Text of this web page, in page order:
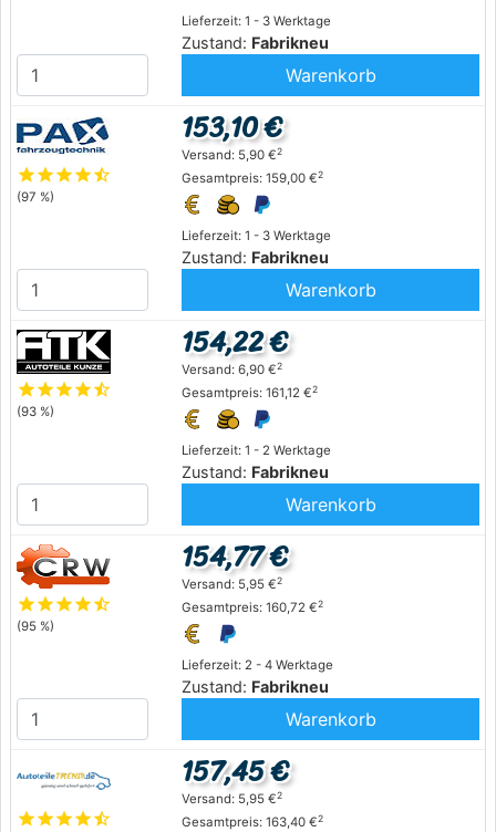
Lieferzeit: 1 - 3 Werktage
Zustand: Fabrikneu
Warenkorb
starstarstarstarstar_half
(97 %)
Lieferzeit: 1 - 3 Werktage
Zustand: Fabrikneu
153,10 €
Versand: 5,90 €2
Gesamtpreis: 159,00 €2
Warenkorb
starstarstarstarstar_half
(93 %)
Lieferzeit: 1 - 2 Werktage
Zustand: Fabrikneu
154,22 €
Versand: 6,90 €2
Gesamtpreis: 161,12 €2
Warenkorb
starstarstarstarstar_half
(95 %)
Lieferzeit: 2 - 4 Werktage
Zustand: Fabrikneu
154,77 €
Versand: 5,95 €2
Gesamtpreis: 160,72 €2
Warenkorb
starstarstarstarstar_half
157,45 €
Versand: 5,95 €2
Gesamtpreis: 163,40 €2